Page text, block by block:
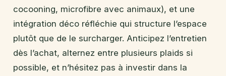
cocooning, microfibre avec animaux), et une
intégration déco réfléchie qui structure l’espace
plutôt que de le surcharger. Anticipez l’entretien
dès l’achat, alternez entre plusieurs plaids si
possible, et n’hésitez pas à investir dans la